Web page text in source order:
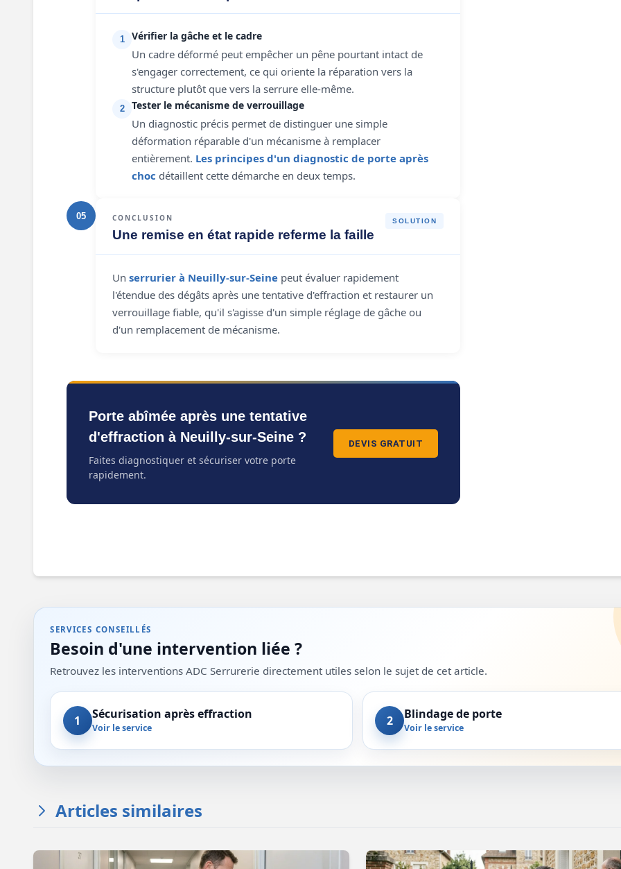
1 Vérifier la gâche et le cadre
Un cadre déformé peut empêcher un pêne pourtant intact de
s'engager correctement, ce qui oriente la réparation vers la
structure plutôt que vers la serrure elle-même.
2 Tester le mécanisme de verrouillage
Un diagnostic précis permet de distinguer une simple
déformation réparable d'un mécanisme à remplacer
entièrement. Les principes d'un diagnostic de porte après
choc détaillent cette démarche en deux temps.
05 CONCLUSION
Une remise en état rapide referme la faille
SOLUTION
Un serrurier à Neuilly-sur-Seine peut évaluer rapidement
l'étendue des dégâts après une tentative d'effraction et restaurer un
verrouillage fiable, qu'il s'agisse d'un simple réglage de gâche ou
d'un remplacement de mécanisme.
Porte abîmée après une tentative
d'effraction à Neuilly-sur-Seine ?
Faites diagnostiquer et sécuriser votre porte
rapidement.
DEVIS GRATUIT
SERVICES CONSEILLÉS
Besoin d'une intervention liée ?
Retrouvez les interventions ADC Serrurerie directement utiles selon le sujet de cet article.
1 Sécurisation après effraction
Voir le service 2 Blindage de porte
Voir le service
Articles similaires